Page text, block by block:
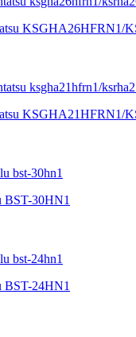
KSGHA26HFRN1/
KSGHA21HFRN1/
30HN1
24HN1